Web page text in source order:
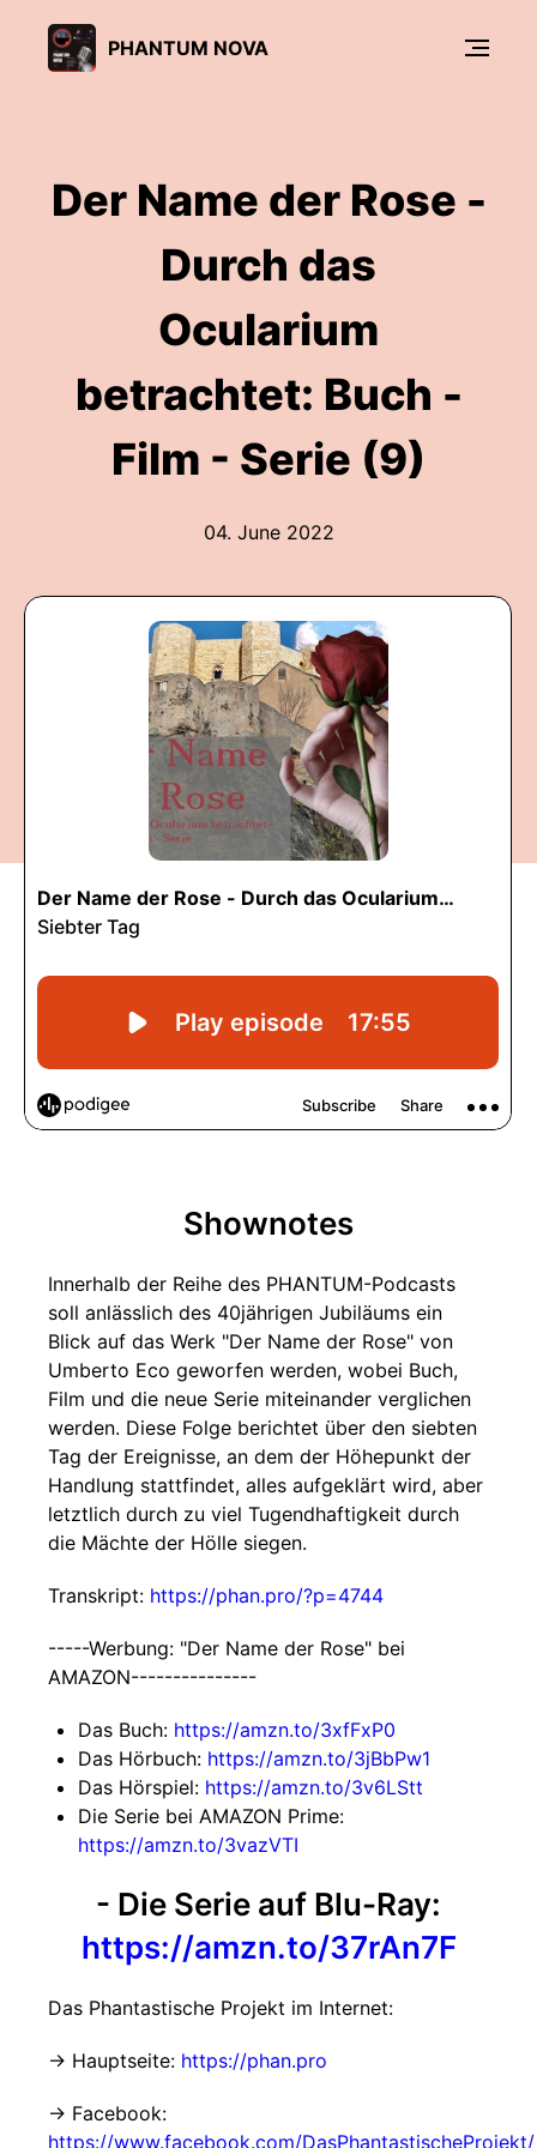
PHANTUM NOVA
Der Name der Rose -
Durch das
Ocularium
betrachtet: Buch -
Film - Serie (9)
04. June 2022
Shownotes
Innerhalb der Reihe des PHANTUM-Podcasts
soll anlässlich des 40jährigen Jubiläums ein
Blick auf das Werk "Der Name der Rose" von
Umberto Eco geworfen werden, wobei Buch,
Film und die neue Serie miteinander verglichen
werden. Diese Folge berichtet über den siebten
Tag der Ereignisse, an dem der Höhepunkt der
Handlung stattfindet, alles aufgeklärt wird, aber
letztlich durch zu viel Tugendhaftigkeit durch
die Mächte der Hölle siegen.
Transkript: https://phan.pro/?p=4744
-----Werbung: "Der Name der Rose" bei
AMAZON---------------
Das Buch: https://amzn.to/3xfFxP0
Das Hörbuch: https://amzn.to/3jBbPw1
Das Hörspiel: https://amzn.to/3v6LStt
Die Serie bei AMAZON Prime:
https://amzn.to/3vazVTI
- Die Serie auf Blu-Ray:
https://amzn.to/37rAn7F
Das Phantastische Projekt im Internet:
→ Hauptseite: https://phan.pro
→ Facebook:
https://www.facebook.com/DasPhantastischeProjekt/